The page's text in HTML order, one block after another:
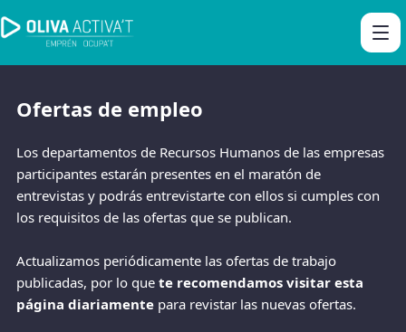
Ofertas de empleo
Los departamentos de Recursos Humanos de las empresas
participantes estarán presentes en el maratón de
entrevistas y podrás entrevistarte con ellos si cumples con
los requisitos de las ofertas que se publican.
Actualizamos periódicamente las ofertas de trabajo
publicadas, por lo que te recomendamos visitar esta
página diariamente para revistar las nuevas ofertas.